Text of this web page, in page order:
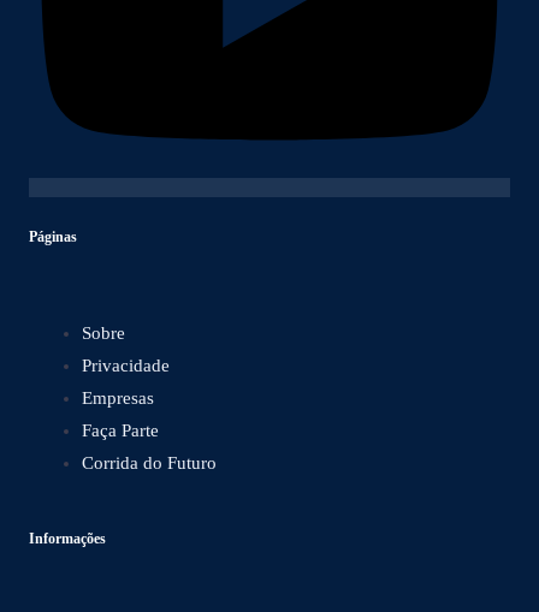
Páginas
Sobre
Privacidade
Empresas
Faça Parte
Corrida do Futuro
Informações